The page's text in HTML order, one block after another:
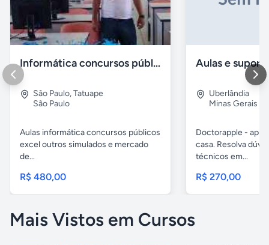
Informática concursos públicos processo seletivo
São Paulo,Tatuape
São Paulo
Aulas informática concursos públicos
excel outros simulados e mercado
de...
R$ 480,00
Uberlândia
Minas Gerais
Doctorapple -
casa. Resolva
técnicos em...
R$ 270,00
Mais Vistos em Cursos